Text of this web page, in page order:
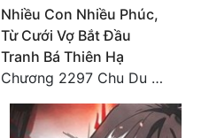
Nhiều Con Nhiều Phúc,
Từ Cưới Vợ Bắt Đầu
Tranh Bá Thiên Hạ
Chương 2297 Chu Du Du mang thai